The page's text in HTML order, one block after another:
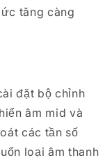
tăng càng
đặt bộ chỉnh
âm mid và
các tần số
loại âm thanh